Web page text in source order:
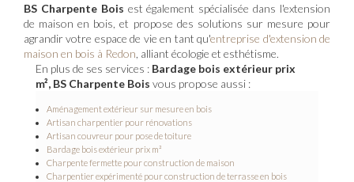
BS Charpente Bois est également spécialisée dans l'extension
de maison en bois, et propose des solutions sur mesure pour
agrandir votre espace de vie en tant qu'entreprise d'extension de
maison en bois à Redon , alliant écologie et esthétisme.
En plus de ses services : Bardage bois extérieur prix
m², BS Charpente Bois vous propose aussi :
Aménagement extérieur sur mesure en bois
Artisan charpentier pour rénovations
Artisan couvreur pour pose de toiture
Bardage bois extérieur prix m²
Charpente fermette pour construction de maison
Charpentier expérimenté pour construction de terrasse en bois